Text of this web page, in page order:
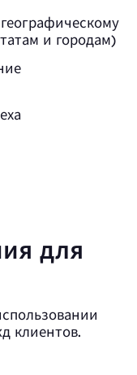
и городам)
для
клиентов.